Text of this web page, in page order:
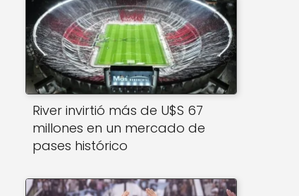
River invirtió más de U$S 67
millones en un mercado de
pases histórico